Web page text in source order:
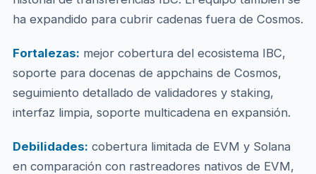
ha expandido para cubrir cadenas fuera de Cosmos.
Fortalezas: mejor cobertura del ecosistema IBC,
soporte para docenas de appchains de Cosmos,
seguimiento detallado de validadores y staking,
interfaz limpia, soporte multicadena en expansión.
Debilidades: cobertura limitada de EVM y Solana
en comparación con rastreadores nativos de EVM,